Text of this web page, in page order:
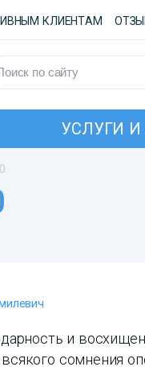
КЛИЕНТАМ
УСЛУГИ
и
сомнения